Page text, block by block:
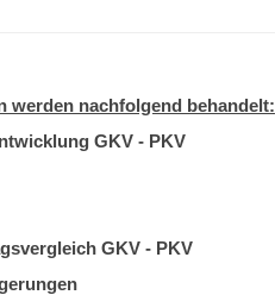
werden nachfolgend behandelt:
GKV - PKV
GKV - PKV